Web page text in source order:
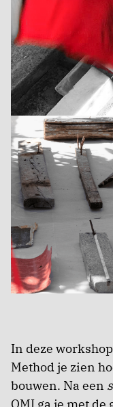
In deze
Method je zien
bouwen. Na een